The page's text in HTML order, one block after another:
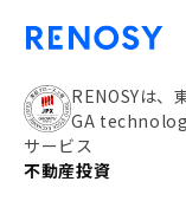
RENOSYは、
GA
サービス
不動産投資